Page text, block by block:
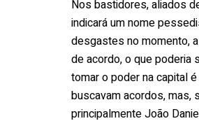
Nos bastidores, aliados
indicará um nome
desgastes no momento,
de acordo, o que poderia
tomar o poder na capital
buscavam acordos, mas,
principalmente João